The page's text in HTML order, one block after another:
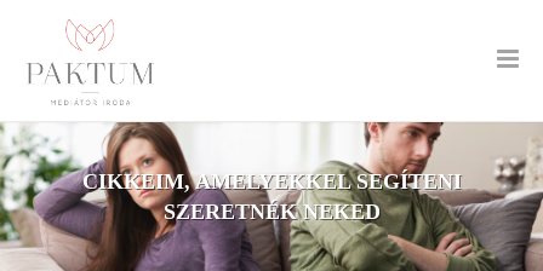
CIKKEIM, AMELYEKKEL SEGÍTENI
SZERETNÉK NEKED